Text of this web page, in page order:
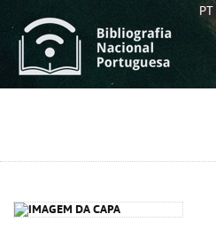
PT